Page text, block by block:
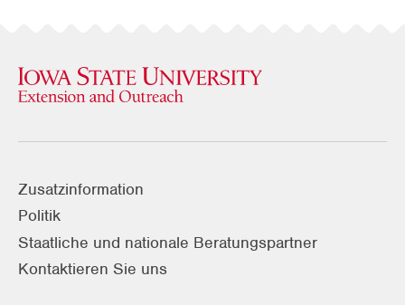
Zusatzinformation
Politik
Staatliche und nationale Beratungspartner
Kontaktieren Sie uns